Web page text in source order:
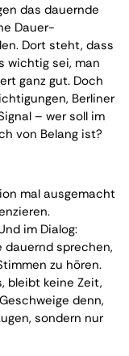
das dauernde
Dauer-
Dort steht, dass
wichtig sei, man
ganz gut. Doch
Berliner
– wer soll im
von Belang ist?
mal ausgemacht
im Dialog:
dauernd sprechen,
zu hören.
bleibt keine Zeit,
denn,
sondern nur